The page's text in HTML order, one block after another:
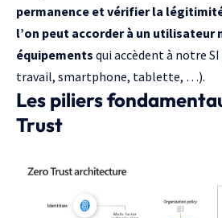
permanence et vérifier la
l’on peut accorder à un utilisateur
équipements qui accèdent à notre
travail, smartphone, tablette, …).
Les piliers
Trust